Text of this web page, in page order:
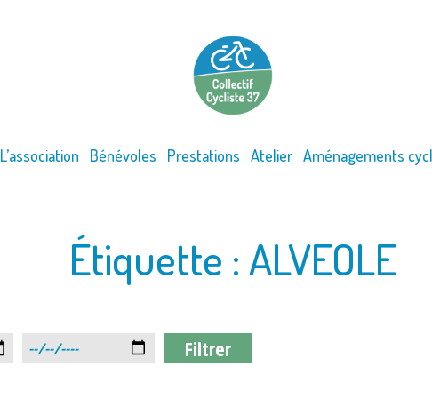
L’association Bénévoles Prestations Atelier Aménagements
Étiquette : ALVEOLE